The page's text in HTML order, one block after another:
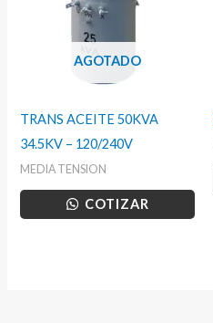
AGOTADO
TRANS ACEITE 50KVA
34.5KV – 120/240V
MEDIA TENSION
COTIZAR